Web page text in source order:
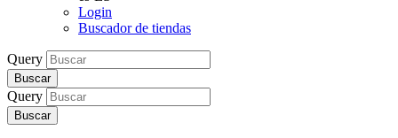
Login
Buscador de tiendas
Query
Buscar
Query
Buscar